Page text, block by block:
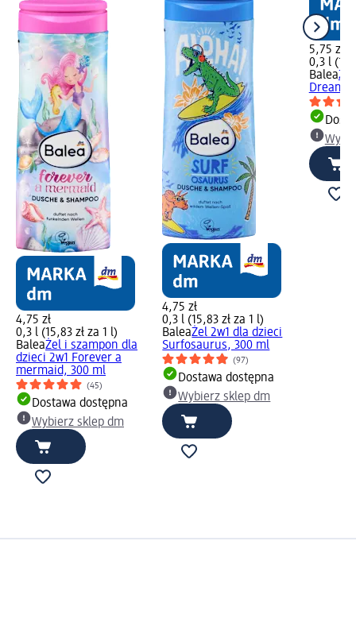
4,75 zł
0,3 l (15,83 zł za 1 l)
BaleaŻel i szampon dla
dzieci 2w1 Forever a
mermaid, 300 ml
(45)
Dostawa dostępna
Wybierz sklep dm
4,75 zł
0,3 l (15,83 zł za 1 l)
BaleaŻel 2w1 dla dzieci
Surfosaurus, 300 ml
(97)
Dostawa dostępna
Wybierz sklep dm
5,75 zł
0,3 l
Balea
Dreamy